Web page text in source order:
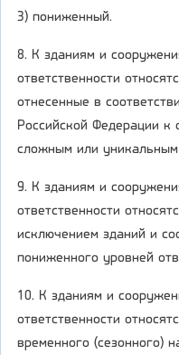
3) пониженный.
8. К зданиям и
ответственности
отнесенные в
Российской Федерации к
сложным или
9. К зданиям и
ответственности
исключением зданий и
пониженного уровней
10. К зданиям и
ответственности
временного (сезонного)